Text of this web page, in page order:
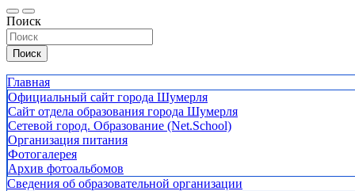
Поиск
Поиск
Главная
Официальный сайт города Шумерля
Сайт отдела образования города Шумерля
Сетевой город. Образование (Net.School)
Организация питания
Фотогалерея
Архив фотоальбомов
Сведения об образовательной организации